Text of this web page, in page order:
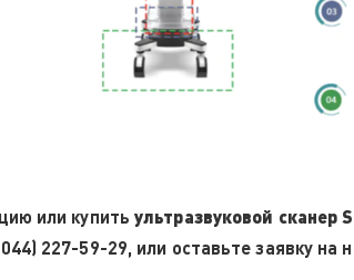
или купитьультразвуковой сканер
227-59-29, или оставьте заявку